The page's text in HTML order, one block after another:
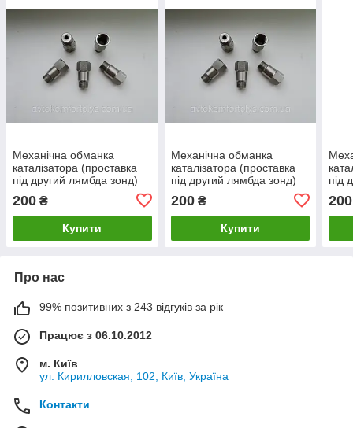
Механічна обманка
каталізатора (проставка
під другий лямбда зонд)
Кімо)
200 ₴
Купити
Механічна обманка
каталізатора (проставка
під другий лямбда зонд)
200₴
Купити
під
200
Про нас
99% позитивних з 243 відгуків за рік
Працює з 06.10.2012
м. Київ
ул. Кирилловская, 102, Київ, Україна
Контакти